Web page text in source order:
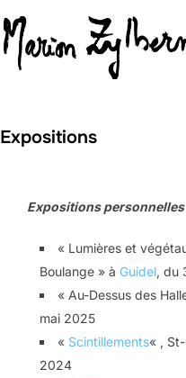
Aller
au
contenu
Expositions
Expositions personnelles
« Lumières et
Boulange » à Guidel, du
« Au-Dessus des
mai 2025
« Scintillements« ,
2024